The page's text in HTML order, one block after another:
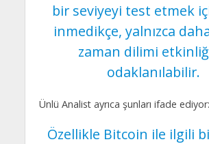
bir seviyeyi test etmek
inmedikçe, yalnızca
zaman dilimi
odaklanılabilir.
Ünlü Analist ayrıca şunları ifade ediyor:
Özellikle Bitcoin ile ilgili